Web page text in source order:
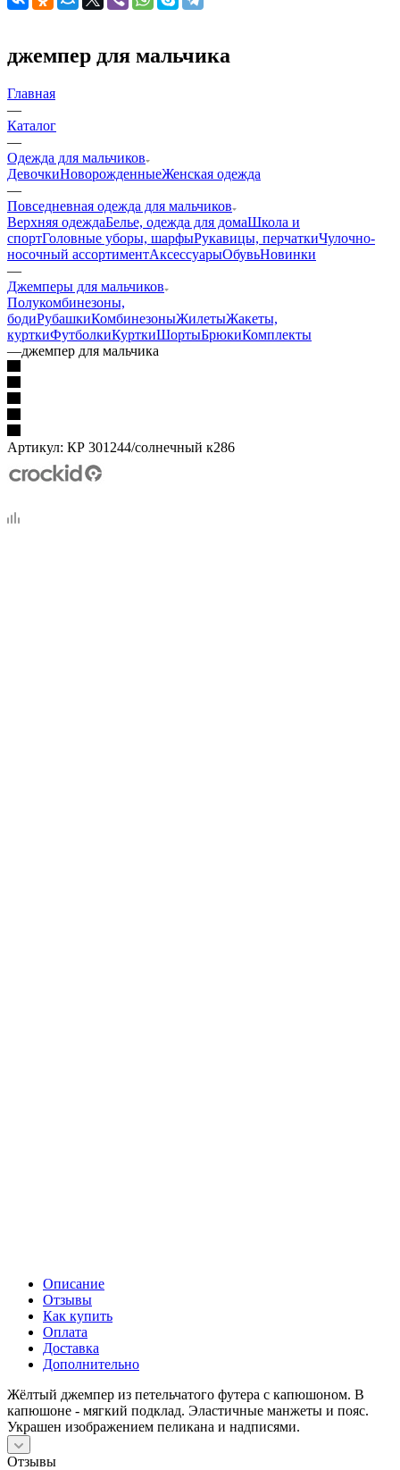
джемпер для мальчика
Главная
—
Каталог
—
Одежда для мальчиков
ДевочкиНоворожденныеЖенская одежда
—
Повседневная одежда для мальчиков
Верхняя одеждаБелье, одежда для домаШкола и
спортГоловные уборы, шарфыРукавицы, перчаткиЧулочно-
носочный ассортиментАксессуарыОбувьНовинки
—
Джемперы для мальчиков
Полукомбинезоны,
бодиРубашкиКомбинезоныЖилетыЖакеты,
курткиФутболкиКурткиШортыБрюкиКомплекты
—джемпер для мальчика
Артикул: КР 301244/солнечный к286
Описание
Отзывы
Как купить
Оплата
Доставка
Дополнительно
Жёлтый джемпер из петельчатого футера с капюшоном. В
капюшоне - мягкий подклад. Эластичные манжеты и пояс.
Украшен изображением пеликана и надписями.
Отзывы